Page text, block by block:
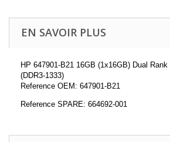
EN SAVOIR PLUS
HP 647901-B21 16GB (1x16GB) Dual
(DDR3-1333)
Reference OEM: 647901-B21
Reference SPARE: 664692-001